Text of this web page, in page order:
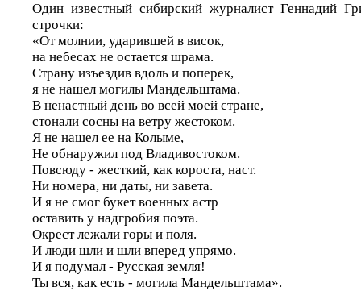
Один известный сибирский журналист Геннадий
строчки:
«От молнии, ударившей в висок,
на небесах не остается шрама.
Страну изъездив вдоль и поперек,
я не нашел могилы Мандельштама.
В ненастный день во всей моей стране,
стонали сосны на ветру жестоком.
Я не нашел ее на Колыме,
Не обнаружил под Владивостоком.
Повсюду - жесткий, как короста, наст.
Ни номера, ни даты, ни завета.
И я не смог букет военных астр
oставить у надгробия поэта.
Окрест лежали горы и поля.
И люди шли и шли вперед упрямо.
И я подумал - Русская земля!
Ты вся, как есть - могила Мандельштама».